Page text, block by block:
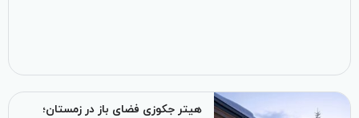
هیتر جکوزی فضای باز در زمستان؛